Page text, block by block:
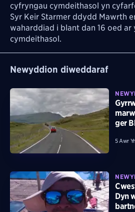
cyfryngau cymdeithasol yn
Syr Keir Starmer ddydd Mawrth
waharddiad i blant dan 16 oed ar
cymdeithasol.
Newyddion diweddaraf
ger
5 Awr
Dyn